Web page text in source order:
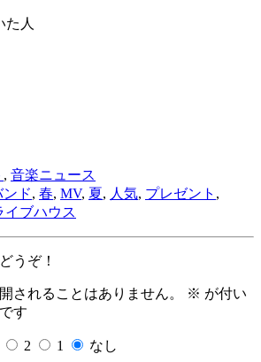
た人
, 音楽ニュース
ンド, 春, MV, 夏, 人気, プレゼント ,
イブハウス
うぞ！
されることはありません。 ※ が付い
す
2 1 なし